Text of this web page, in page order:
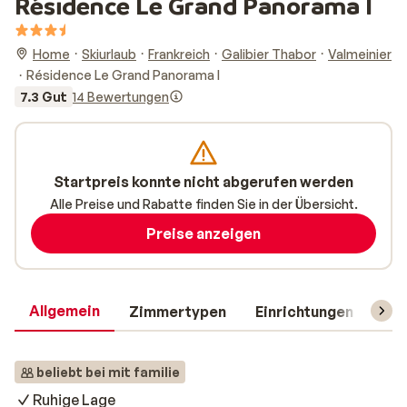
Home Skiurlaub Frankreich Galibier Thabor
Valmeinier
Résidence Le Grand Panorama I
7.3 Gut 14 Bewertungen
Allgemein Zimmertypen Einrichtungen
beliebt bei mit familie
Ruhige Lage
Startpreis konnte nicht abgerufen werden
Alle Preise und Rabatte finden Sie in der Übersicht.
Preise anzeigen